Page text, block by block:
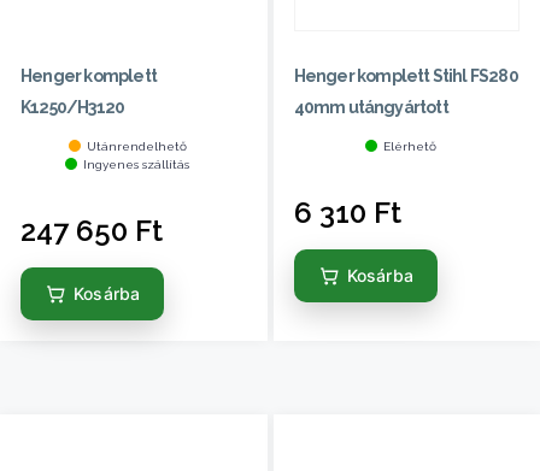
Henger komplett
K1250/H3120
Utánrendelhető
Ingyenes szállítás
247 650 Ft
Kosárba
Henger komplett Stihl FS280
40mm utángyártott
Elérhető
6 310 Ft
Kosárba